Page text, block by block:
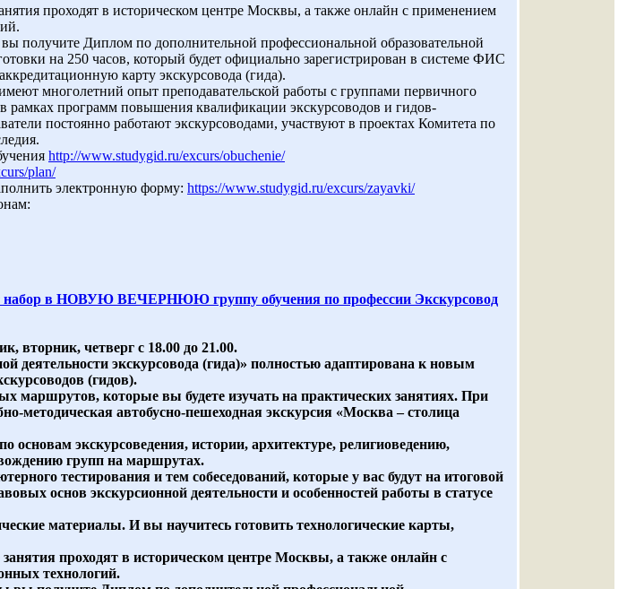
проходят в историческом центре Москвы, а также онлайн с применением
получите Диплом по дополнительной профессиональной образовательной
на 250 часов, который будет официально зарегистрирован в системе ФИС
карту экскурсовода (гида).
многолетний опыт преподавательской работы с группами первичного
рамках программ повышения квалификации экскурсоводов и гидов-
постоянно работают экскурсоводами, участвуют в проектах Комитета по
http://www.studygid.ru/excurs/obuchenie/
plan/
электронную форму: https://www.studygid.ru/excurs/zayavki/
набор в НОВУЮ ВЕЧЕРНЮЮ группу обучения по профессии Экскурсовод
вторник, четверг с 18.00 до 21.00.
деятельности экскурсовода (гида)» полностью адаптирована к новым
(гидов).
маршрутов, которые вы будете изучать на практических занятиях. При
методическая автобусно-пешеходная экскурсия «Москва – столица
основам экскурсоведения, истории, архитектуре, религиоведению,
групп на маршрутах.
тестирования и тем собеседований, которые у вас будут на итоговой
основ экскурсионной деятельности и особенностей работы в статусе
материалы. И вы научитесь готовить технологические карты,
проходят в историческом центре Москвы, а также онлайн с
технологий.